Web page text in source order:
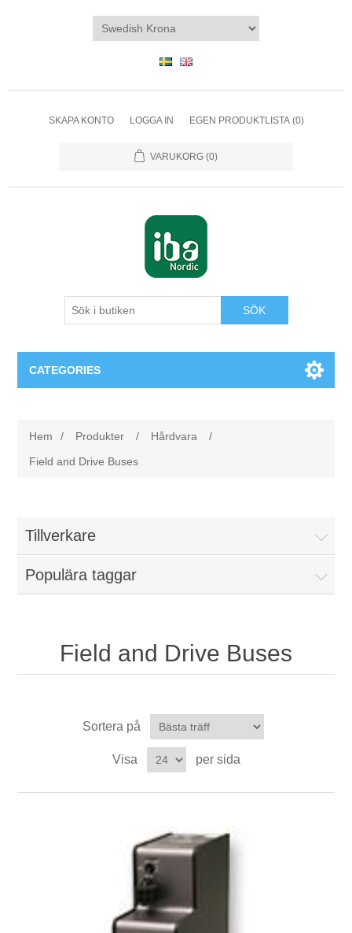
SKAPA KONTO LOGGA IN EGEN PRODUKTLISTA (0)
VARUKORG (0)
SÖK
CATEGORIES
Felsökning
Kvalitetsdokumentation
Vibrationsanalys
Digitalisering
Temperaturmätning
Produkter
Downloads
Hem / Produkter / Hårdvara
/
Field and Drive Buses
Tillverkare
Populära taggar
Field and Drive Buses
Sortera på
Visa per sida